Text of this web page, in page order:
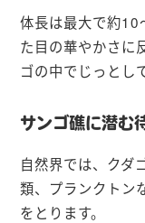
体長は最大で約
た目の華やかさに
ゴの中でじっとし
サンゴ礁に潜む
自然界では、クダ
類、プランクトン
をとります。